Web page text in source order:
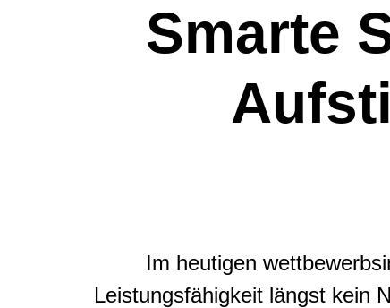
Smarte
Im heutigen
Leistungsfähigkeit längst kein